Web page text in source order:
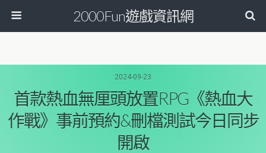
2000Fun遊戲資訊網
2024-09-23
首款熱血無厘頭放置RPG《熱血大
作戰》事前預約&刪檔測試今日同步
開啟